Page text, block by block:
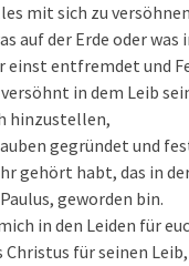
mit sich zu
auf der Erde oder
einst entfremdet und
in dem Leib
hinzustellen,
gegründet und
gehört habt, das in
geworden bin.
in den Leiden für
Christus für seinen